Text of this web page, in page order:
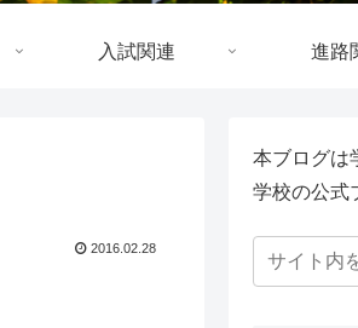
入試関連 進路
2016.02.28
本ブログは
学校の公式